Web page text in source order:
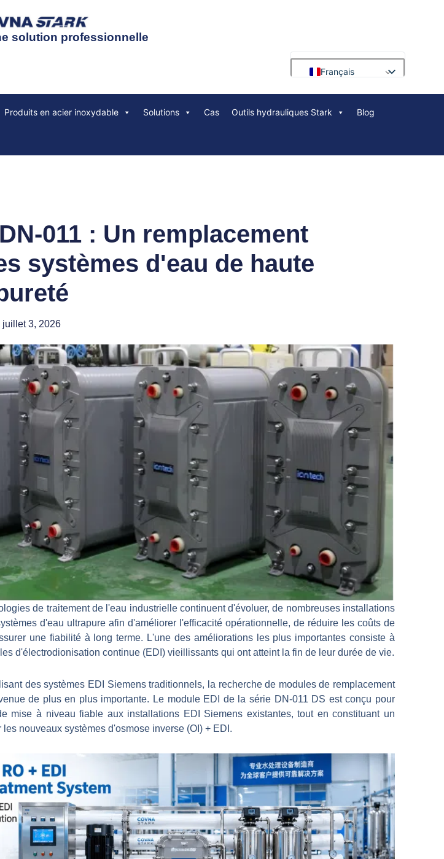
solution professionnelle
Français
Produits en acier inoxydable Solutions Cas Outils hydrauliques Stark Blog
011 : Un remplacement
systèmes d'eau de haute
juillet 3, 2026
de traitement de l'eau industrielle continuent d'évoluer, de nombreuses installations
d'eau ultrapure afin d'améliorer l'efficacité opérationnelle, de réduire les coûts de
une fiabilité à long terme. L'une des améliorations les plus importantes consiste à
d'électrodionisation continue (EDI) vieillissants qui ont atteint la fin de leur durée de vie.
des systèmes EDI Siemens traditionnels, la recherche de modules de remplacement
de plus en plus importante. Le module EDI de la série DN-011 DS est conçu pour
mise à niveau fiable aux installations EDI Siemens existantes, tout en constituant un
nouveaux systèmes d'osmose inverse (OI) + EDI.